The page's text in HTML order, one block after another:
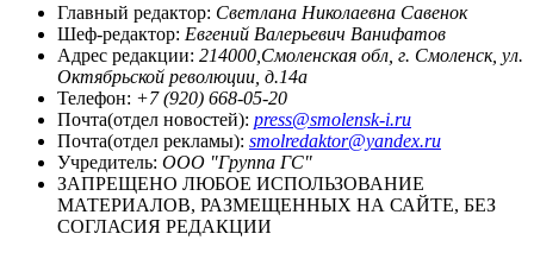
Главный редактор: Светлана Николаевна Савенок
Шеф-редактор: Евгений Валерьевич Ванифатов
Адрес редакции: 214000,Смоленская обл, г. Смоленск, ул.
Октябрьской революции, д.14а
Телефон: +7 (920) 668-05-20
Почта(отдел новостей): press@smolensk-i.ru
Почта(отдел рекламы): smolredaktor@yandex.ru
Учредитель: ООО "Группа ГС"
ЗАПРЕЩЕНО ЛЮБОЕ ИСПОЛЬЗОВАНИЕ
МАТЕРИАЛОВ, РАЗМЕЩЕННЫХ НА САЙТЕ, БЕЗ
СОГЛАСИЯ РЕДАКЦИИ